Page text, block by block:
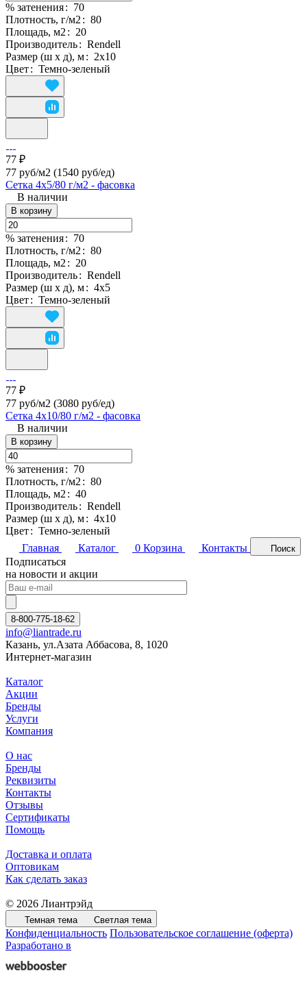
% затенения: 70
Плотность, г/м2: 80
Площадь, м2: 20
Производитель: Rendell
Размер (ш х д), м: 2х10
Цвет: Темно-зеленый
77 ₽
77 руб/м2 (1540 руб/eд)
Сетка 4х5/80 г/м2 - фасовка
В наличии
В корзину
% затенения: 70
Плотность, г/м2: 80
Площадь, м2: 20
Производитель: Rendell
Размер (ш х д), м: 4х5
Цвет: Темно-зеленый
77 ₽
77 руб/м2 (3080 руб/eд)
Сетка 4х10/80 г/м2 - фасовка
В наличии
В корзину
% затенения: 70
Плотность, г/м2: 80
Площадь, м2: 40
Производитель: Rendell
Размер (ш х д), м: 4х10
Цвет: Темно-зеленый
Главная
Каталог 0 Корзина Контакты Поиск
Подписаться
на новости и акции
8-800-775-18-62
info@liantrade.ru
Казань, ул.Азата Аббасова, 8, 1020
Интернет-магазин
Каталог
Акции
Бренды
Услуги
Компания
О нас
Бренды
Реквизиты
Контакты
Отзывы
Сертификаты
Помощь
Доставка и оплата
Оптовикам
Как сделать заказ
© 2026 Лиантрэйд
Темная тема Светлая тема
Конфиденциальность Пользовательское соглашение (оферта)
Разработано в